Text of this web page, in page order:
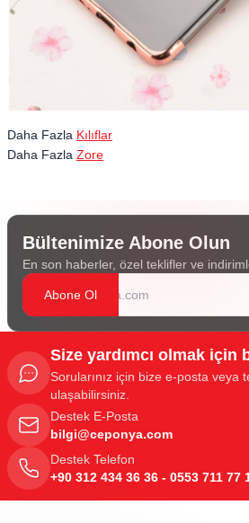
Daha Fazla Kılıflar
Daha Fazla Zore
Bültenimize Abone Olun
En son haberler, özel teklifler ve
Abone Ol
Size yardımcı olmak için
Sorularınız için bize e-posta veya
ulaşabilirsiniz.
Destek E-Posta
bilgi@ceponya.com
Destek Telefon
+90 312 434 36 36 - 0553 711 77